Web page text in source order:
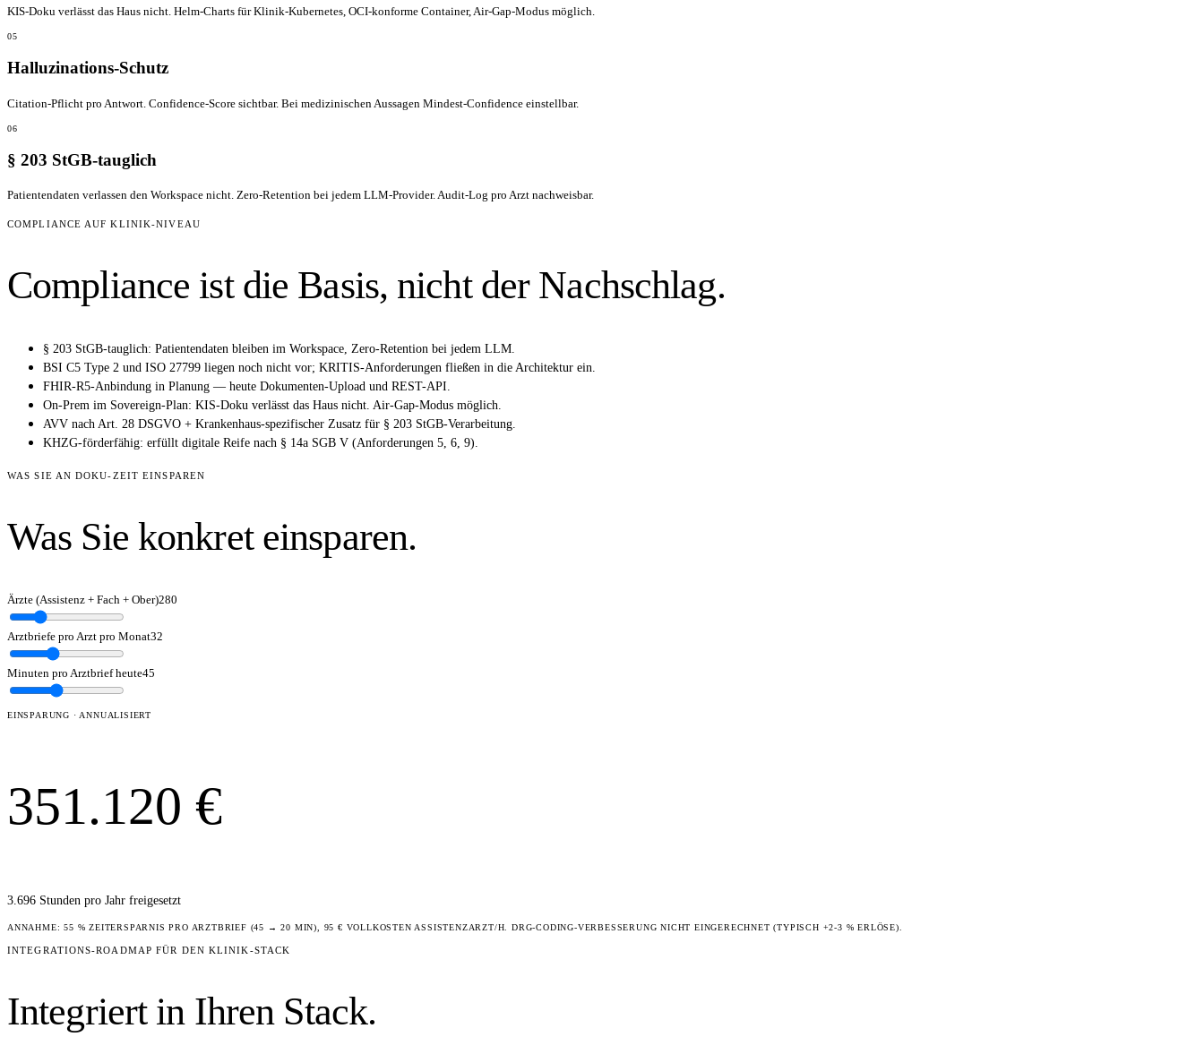
KIS-Doku verlässt das Haus nicht. Helm-Charts für Klinik-Kubernetes, OCI-konforme Container, Air-Gap-Modus möglich.
05
Halluzinations-Schutz
Citation-Pflicht pro Antwort. Confidence-Score sichtbar. Bei medizinischen Aussagen Mindest-Confidence einstellbar.
06
§ 203 StGB-tauglich
Patientendaten verlassen den Workspace nicht. Zero-Retention bei jedem LLM-Provider. Audit-Log pro Arzt nachweisbar.
COMPLIANCE AUF KLINIK-NIVEAU
Compliance ist die Basis, nicht der Nachschlag.
§ 203 StGB-tauglich: Patientendaten bleiben im Workspace, Zero-Retention bei jedem LLM.
BSI C5 Type 2 und ISO 27799 liegen noch nicht vor; KRITIS-Anforderungen fließen in die Architektur ein.
FHIR-R5-Anbindung in Planung — heute Dokumenten-Upload und REST-API.
On-Prem im Sovereign-Plan: KIS-Doku verlässt das Haus nicht. Air-Gap-Modus möglich.
AVV nach Art. 28 DSGVO + Krankenhaus-spezifischer Zusatz für § 203 StGB-Verarbeitung.
KHZG-förderfähig: erfüllt digitale Reife nach § 14a SGB V (Anforderungen 5, 6, 9).
WAS SIE AN DOKU-ZEIT EINSPAREN
Was Sie konkret einsparen.
Ärzte (Assistenz + Fach + Ober)280
Arztbriefe pro Arzt pro Monat32
Minuten pro Arztbrief heute45
EINSPARUNG · ANNUALISIERT
351.120 €
3.696 Stunden pro Jahr freigesetzt
ANNAHME: 55 % ZEITERSPARNIS PRO ARZTBRIEF (45 → 20 MIN), 95 € VOLLKOSTEN ASSISTENZARZT/H. DRG-CODING-VERBESSERUNG NICHT EINGERECHNET (TYPISCH +2-3 % ERLÖSE).
INTEGRATIONS-ROADMAP FÜR DEN KLINIK-STACK
Integriert in Ihren Stack.